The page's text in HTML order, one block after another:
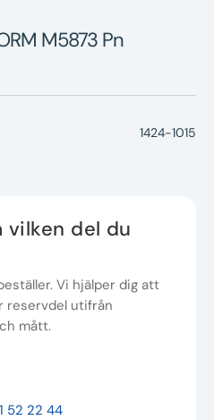
M5873 Pn
1424-1015
vilken del du
Vi hjälper dig att
reservdel utifrån
mått.
52 22 44